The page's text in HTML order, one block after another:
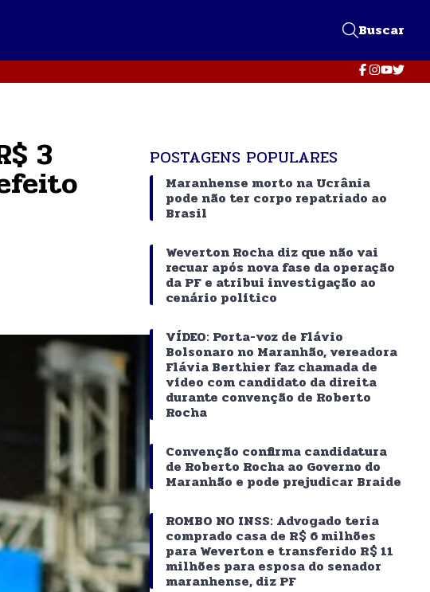
Buscar
3 POSTAGENS POPULARES
Maranhense morto na Ucrânia
pode não ter corpo repatriado ao
Brasil
Weverton Rocha diz que não vai
recuar após nova fase da operação
da PF e atribui investigação ao
cenário político
VÍDEO: Porta-voz de Flávio
Bolsonaro no Maranhão, vereadora
Flávia Berthier faz chamada de
vídeo com candidato da direita
durante convenção de Roberto
Rocha
Convenção confirma candidatura
de Roberto Rocha ao Governo do
Maranhão e pode prejudicar Braide
ROMBO NO INSS: Advogado teria
comprado casa de R$ 6 milhões
para Weverton e transferido R$ 11
milhões para esposa do senador
maranhense, diz PF